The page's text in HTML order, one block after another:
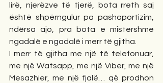
lirë, njerëzve të tjerë, bota rreth saj
është shpërngulur pa pashaportizim,
ndërsa ajo, pra bota e mistershme
ngadalë e ngadalë i merr të gjitha.
I merr të gjitha me një të telefonuar,
me një Watsapp, me një Viber, me një
Mesazhier, me një fjalë… që prodhon